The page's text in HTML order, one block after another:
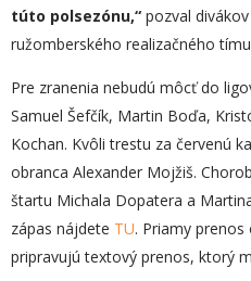
túto polsezónu,“ pozval
ružomberského realizačného
Pre zranenia nebudú môcť do
Samuel Šefčík, Martin Boďa,
Kochan. Kvôli trestu za červenú
obranca Alexander Mojžiš.
štartu Michala Dopatera a
zápas nájdete TU. Priamy prenos
pripravujú textový prenos, ktorý